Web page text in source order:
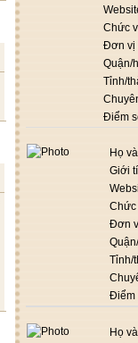
Chức
Đơn vị
Quận/
Tỉnh/
Điểm
Họ
Giới
Chức
Đơn
Tỉnh/
Điểm
Họ